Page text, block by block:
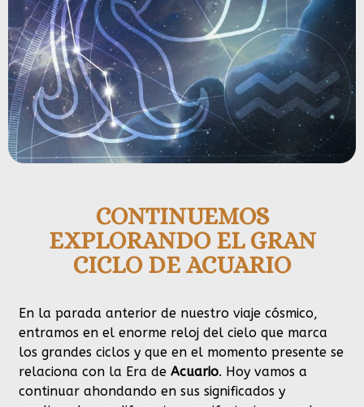
CONTINUEMOS
EXPLORANDO EL GRAN
CICLO DE ACUARIO
En la parada anterior de nuestro viaje cósmico,
entramos en el enorme reloj del cielo que marca
los grandes ciclos y que en el momento presente se
relaciona con la Era deAcuario. Hoy vamos a
continuar ahondando en sus significados y